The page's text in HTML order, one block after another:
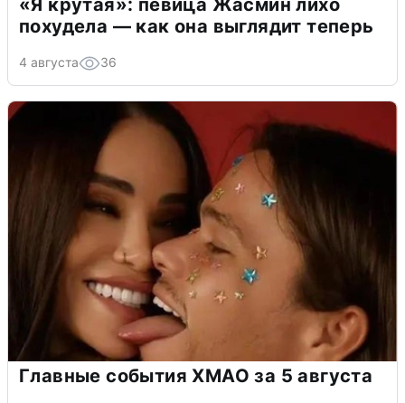
«Я крутая»: певица Жасмин лихо
похудела — как она выглядит теперь
4 августа 36
Главные события ХМАО за 5 августа